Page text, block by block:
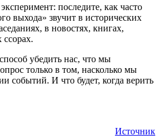
последите, как часто
выхода» звучит в исторических
в новостях, книгах,
убедить нас, что мы
только в том, насколько мы
событий. И что будет, когда верить
Источник